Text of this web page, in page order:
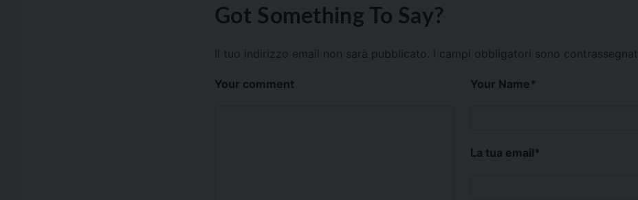
Got Something To Say?
Il tuo indirizzo email non sarà pubblicato. I campi obbligatori sono contrassegnati
Your comment Your Name*
La tua email*